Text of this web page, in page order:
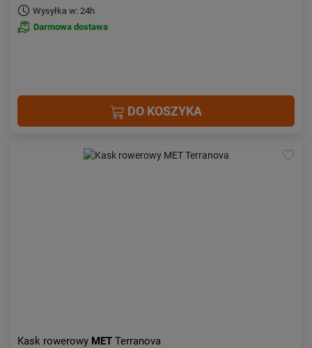
Wysyłka w: 24h
Darmowa dostawa
DO KOSZYKA
Kask rowerowy MET Terranova